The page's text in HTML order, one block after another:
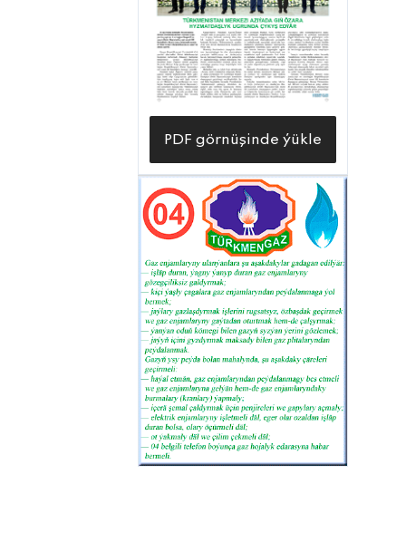
baryny edýärler.
PDF görnüşinde ýükle